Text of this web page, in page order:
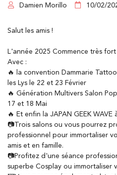
 Recopier le code ci-contre
 Rafraîchir le captcha
En cochant cette case, vous consentez
commerciales à l'adresse email indiqué
 Damien Morillo  10/02/
Salut les amis !
L'année 2025 Commence très fort
Avec :
🔥 la convention Dammarie
les Lys le 22 et 23 Février
🔥 Génération Multivers Salon
17 et 18 Mai
🔥 Et enfin la JAPAN GEEK
📷Trois salons ou vous pourrez
professionnel pour immortaliser
amis et en famille.
📷Profitez d'une séance
superbe Cosplay ou